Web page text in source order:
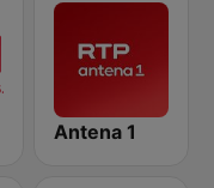
Antena 1